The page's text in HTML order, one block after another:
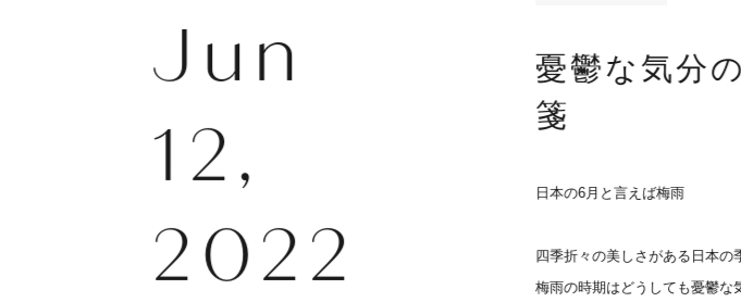
Jun
12,
2022
憂鬱な気分
箋
日本の6月と言えば梅雨
四季折々の美しさがある日本の
梅雨の時期はどうしても憂鬱な